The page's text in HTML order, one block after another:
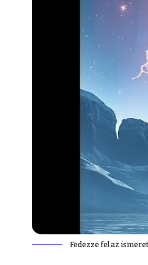
Fedezze fel az